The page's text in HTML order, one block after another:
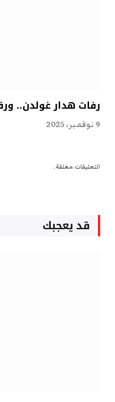
رفات هدار غولدن..
9 نوفمبر، 2025
التعليقات مغلقة.
قد يعجبك